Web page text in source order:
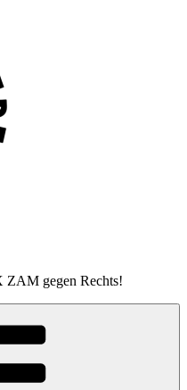
ZAM gegen Rechts!